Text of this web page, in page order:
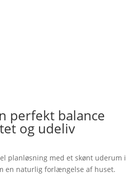
perfekt balance
og udeliv
planløsning med et skønt uderum i
en naturlig forlængelse af huset.